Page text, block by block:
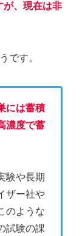
が、現在は非
です。
には蓄積
濃度で蓄
験や長期
ザー社や
のような
試験の課